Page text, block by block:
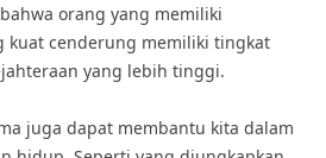
orang yang memiliki
kuat cenderung memiliki tingkat
yang lebih tinggi.
juga dapat membantu kita dalam